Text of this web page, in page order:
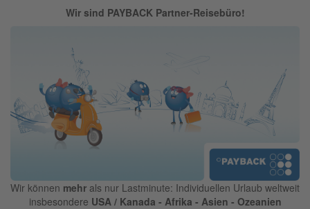
Wir sind PAYBACK Partner-Reisebüro!
Wir können mehr als nur Lastminute: Individuellen Urlaub weltweit
insbesondere USA / Kanada - Afrika - Asien - Ozeanien